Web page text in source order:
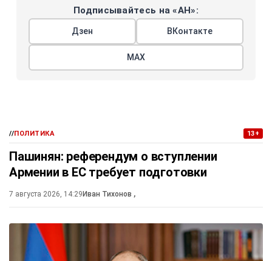
Подписывайтесь на «АН»:
Дзен ВКонтакте
МАХ
//ПОЛИТИКА 13+
Пашинян: референдум о вступлении
Армении в ЕС требует подготовки
7 августа 2026, 14:29Иван Тихонов ,